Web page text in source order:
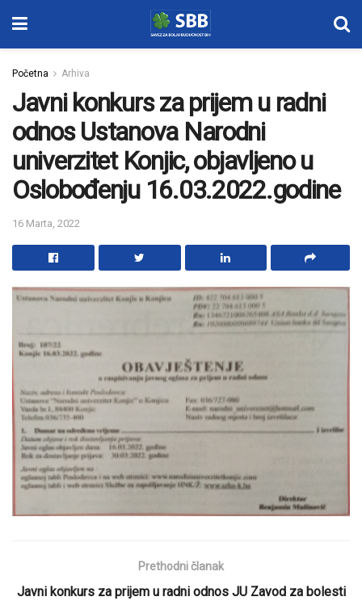
Početna Arhiva
Javni konkurs za prijem u radni
odnos Ustanova Narodni
univerzitet Konjic, objavljeno u
Oslobođenju 16.03.2022.godine
16 Marta, 2022
Prethodni članak
Javni konkurs za prijem u radni odnos JU Zavod za bolesti